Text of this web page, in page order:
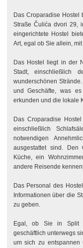
Das Croparadise Hostel
Straße Čulića dvori 29,
eingerichtete Hostel
Art, egal ob Sie allein,
Das Hostel liegt in der
Stadt, einschließlich
wunderschönen
und Geschäfte, was
erkunden und die lokale
Das Croparadise
einschließlich
notwendigen
ausgestattet sind. Den
Küche, ein
andere Reisende
Das Personal des
Informationen über die
zu geben.
Egal, ob Sie in Split
geschäftlich unterwegs
um sich zu entspannen